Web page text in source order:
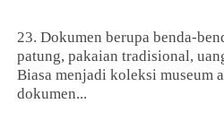
23. Dokumen berupa benda-
patung, pakaian tradisional,
Biasa menjadi koleksi museum
dokumen...